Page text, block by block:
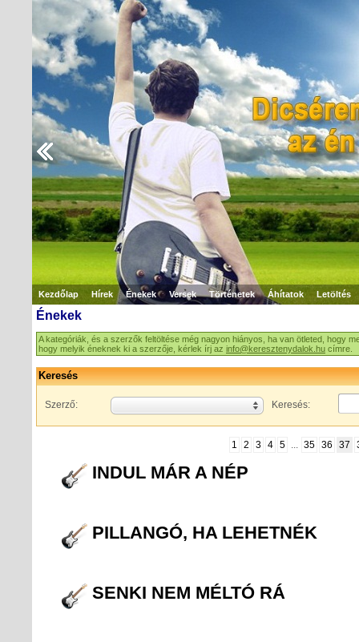
Kezdőlap Hírek Énekek Versek Történetek Áhítatok Letöltés
Énekek
A kategóriák, és a szerzők feltöltése még nagyon hiányos, ha van ötleted, hogy
hogy melyik éneknek ki a szerzője, kérlek írj az info@keresztenydalok.hu címre.
Keresés
Szerző: Keresés:
1 2 3 4 5 35 36 37
INDUL MÁR A NÉP
PILLANGÓ, HA LEHETNÉK
SENKI NEM MÉLTÓ RÁ